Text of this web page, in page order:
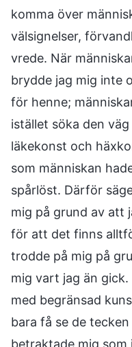
komma över
välsignelser,
vrede. När
brydde jag mig inte
för henne;
istället söka den
läkekonst och
som människan
spårlöst. Därför
mig på grund av att
för att det finns
trodde på mig på
mig vart jag än
med begränsad
bara få se de
betraktade mig som